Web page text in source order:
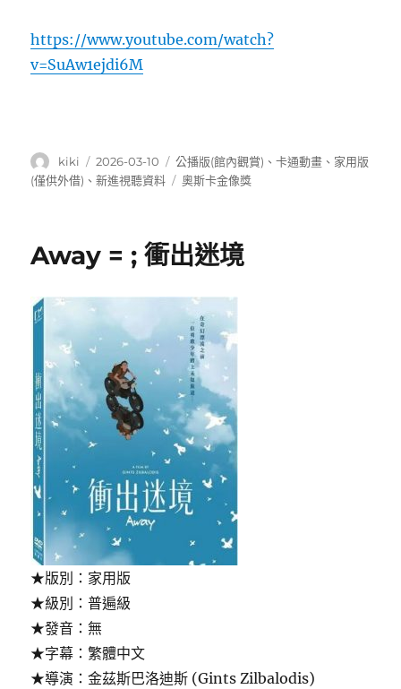
https://www.youtube.com/watch?
v=SuAw1ejdi6M
作
者
kiki
發
佈
2026-03-10
分
類
公播版(館內觀賞) 、卡通動畫 、 家用版
(僅供外借) 、新進視聽資料
標
奧斯卡金像獎
Away = ; 衝出迷境
★版別：家用版
★級別：普遍級
★發音：無
★字幕：繁體中文
★導演：金茲斯巴洛迪斯 (Gints Zilbalodis)